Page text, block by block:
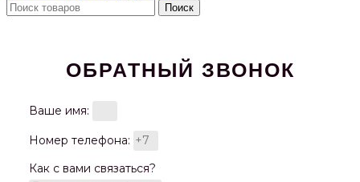
Поиск
ОБРАТНЫЙ ЗВОНОК
Ваше имя:
Номер телефона:
Как с вами связаться?